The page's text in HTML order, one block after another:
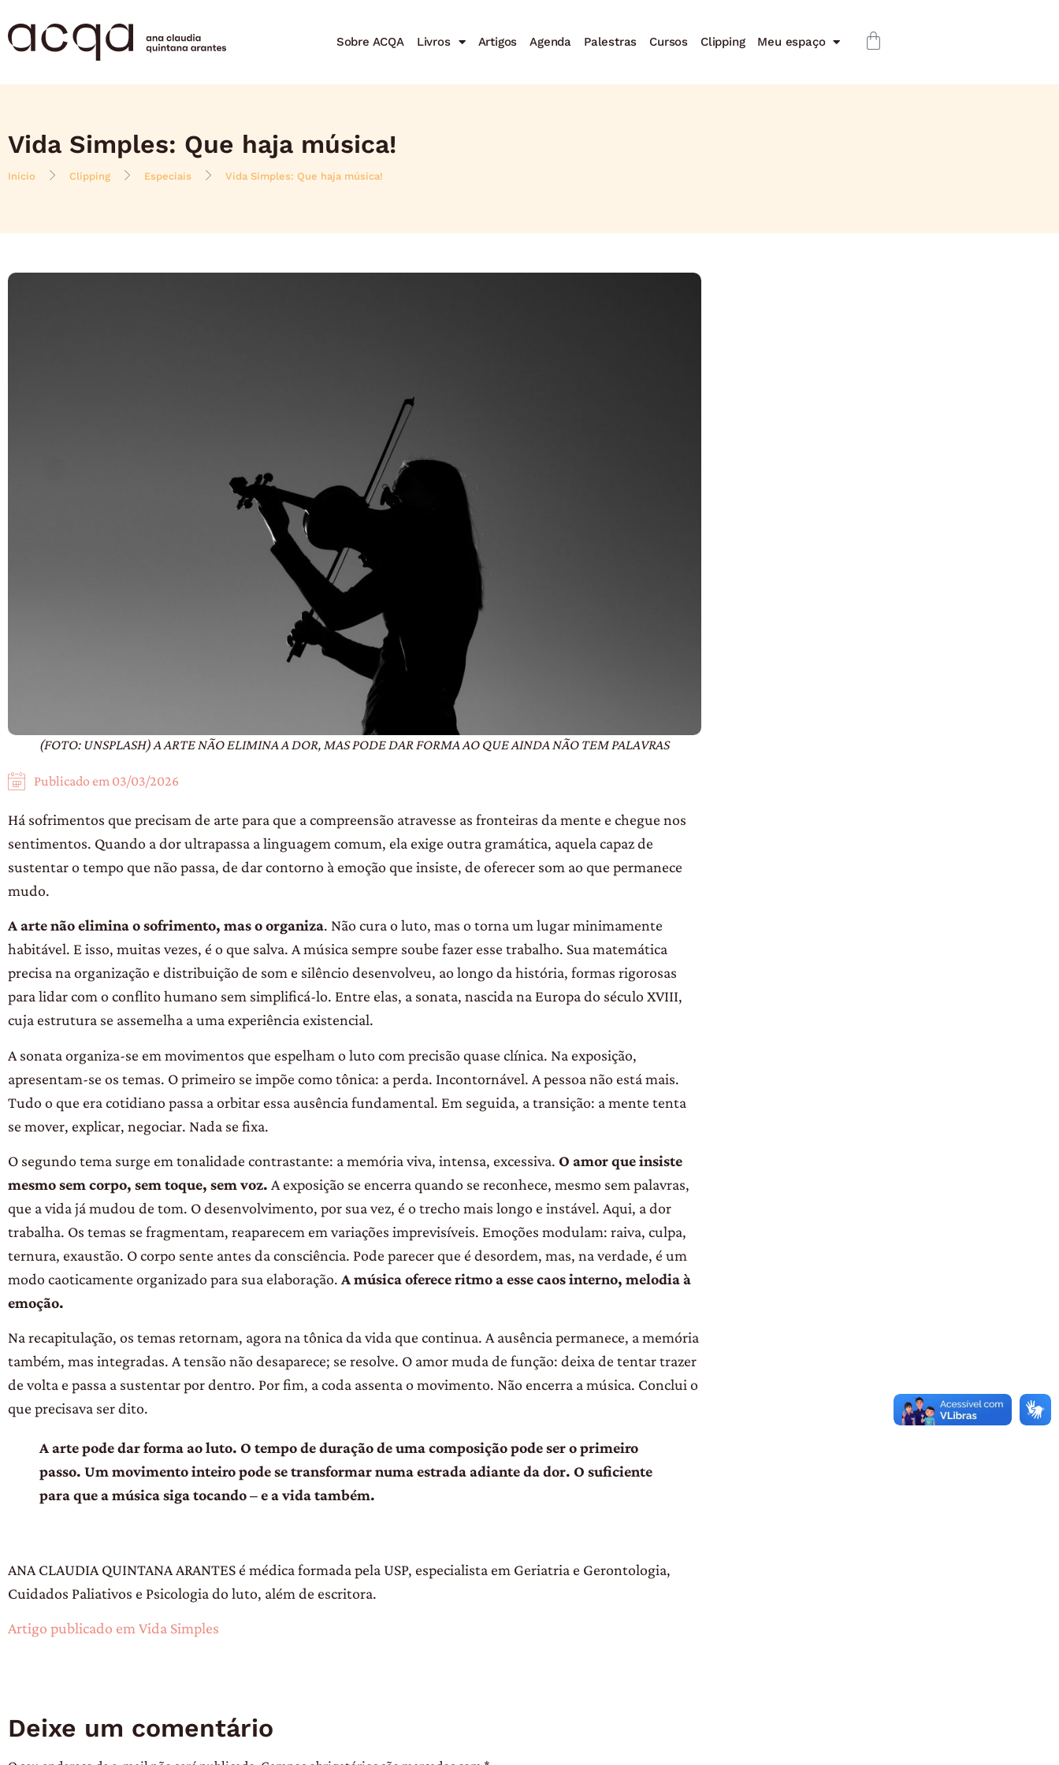
Sobre ACQA Livros Artigos Agenda Palestras Cursos Clipping Meu espaço
Vida Simples: Que haja música!
Início Clipping Especiais Vida Simples: Que haja música!
(FOTO: UNSPLASH) A ARTE NÃO ELIMINA A DOR, MAS PODE DAR FORMA AO QUE AINDA NÃO TEM PALAVRAS
Publicado em 03/03/2026
Há sofrimentos que precisam de arte para que a compreensão atravesse as fronteiras da mente e chegue nos
sentimentos. Quando a dor ultrapassa a linguagem comum, ela exige outra gramática, aquela capaz de
sustentar o tempo que não passa, de dar contorno à emoção que insiste, de oferecer som ao que permanece
mudo.
A arte não elimina o sofrimento, mas oorganiza. Não cura o luto, mas o torna um lugar minimamente
habitável. E isso, muitas vezes, é o que salva. A música sempre soube fazer esse trabalho. Sua matemática
precisa na organização e distribuição de som e silêncio desenvolveu, ao longo da história, formas rigorosas
para lidarcom o conflito humano sem simplificá-lo. Entre elas, a sonata, nascida na Europa do século XVIII,
cuja estrutura se assemelha a uma experiência existencial.
A sonata organiza-se em movimentos que espelham o luto com precisão quase clínica. Na exposição,
apresentam-se os temas. O primeiro se impõe como tônica: a perda. Incontornável. A pessoa não está mais.
Tudo o que era cotidiano passa a orbitar essa ausência fundamental. Em seguida, a transição: a mente tenta
se mover, explicar, negociar. Nada se fixa.
O segundo tema surge em tonalidade contrastante: a memória viva, intensa, excessiva. O amor que insiste
mesmo sem corpo, sem toque, sem voz. A exposição se encerra quando se reconhece, mesmo sem palavras,
que a vida já mudou de tom. O desenvolvimento, por sua vez, é o trecho mais longo e instável. Aqui, a dor
trabalha. Os temas se fragmentam, reaparecem em variações imprevisíveis. Emoções modulam: raiva, culpa,
ternura, exaustão. O corpo sente antes da consciência. Pode parecer que é desordem, mas, na verdade, é um
modo caoticamente organizado para sua elaboração. A música oferece ritmo a esse caos interno, melodia à
emoção.
Na recapitulação, os temas retornam, agora na tônica da vida que continua. A ausência permanece, a memória
também, mas integradas. A tensão não desaparece; se resolve. O amor muda de função: deixa de tentar trazer
de volta e passa a sustentar por dentro. Por fim, a coda assenta o movimento. Não encerra a música. Conclui o
que precisava ser dito.
A arte pode dar forma ao luto. O tempode duração de uma composição pode sero primeiro
passo. Um movimento inteiropode se transformar numa estrada adiante da dor. O suficiente
para que a músicasiga tocando – e a vida também.
ANA CLAUDIA QUINTANA ARANTES é médica formada pela USP, especialista em Geriatria e Gerontologia,
Cuidados Paliativos e Psicologia do luto, além de escritora.
Artigo publicado em Vida Simples
Deixe um comentário